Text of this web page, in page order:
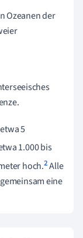
Ozeanen der
5
1.000 bis
hoch.2Alle
eine